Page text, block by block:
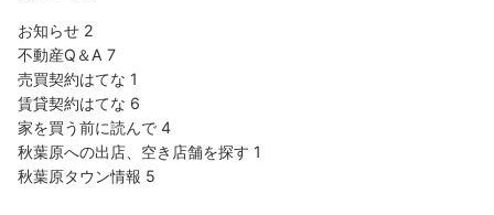
お知らせ 2
不動産Q＆A 7
売買契約はてな 1
賃貸契約はてな 6
家を買う前に読んで 4
秋葉原への出店、空き店舗を探す 1
秋葉原タウン情報 5